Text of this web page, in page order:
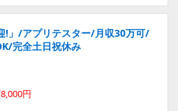
!」/アプリテスター/月収30万可/
完全土日祝休み
円